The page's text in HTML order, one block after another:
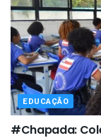
EDUCAÇÃO
#Chapada: